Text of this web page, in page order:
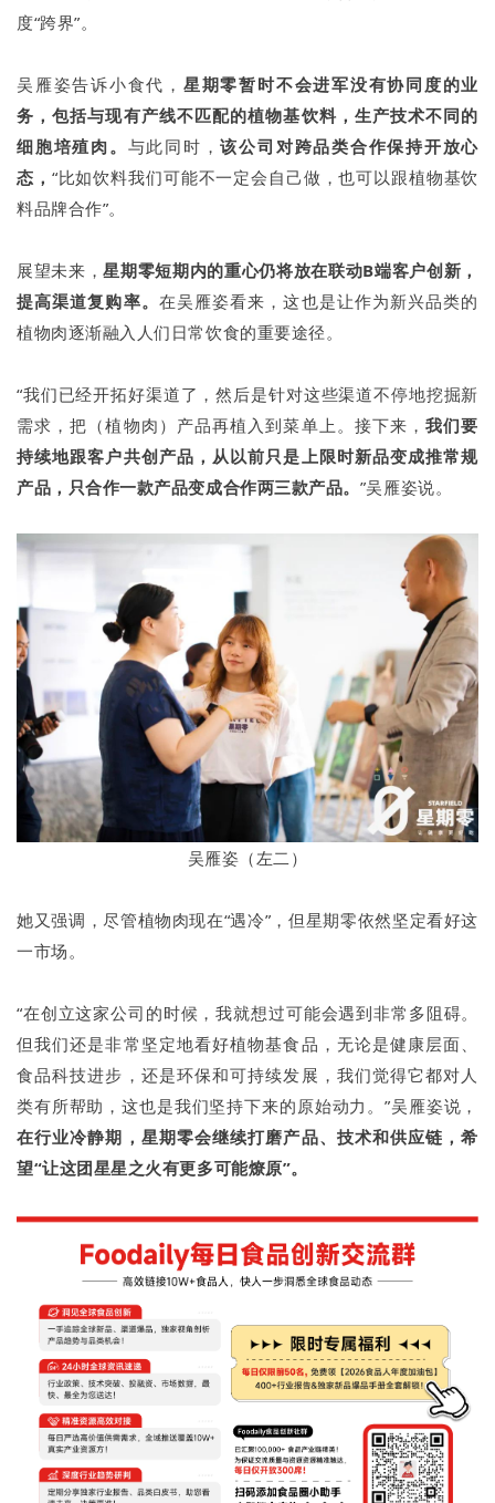
度“跨界”。
吴雁姿告诉小食代， 星期零暂时不会进军没有协同度的业
务，包括与现有产线不匹配的植物基饮料，生产技术不同的
细胞培殖肉。 与此同时，该公司对跨品类合作保持开放心
态， “比如饮料我们可能不一定会自己做，也可以跟植物基饮
料品牌合作”。
展望未来，星期零短期内的重心仍将放在联动B端客户创新，
提高渠道复购率。 在吴雁姿看来，这也是让作为新兴品类的
植物肉逐渐融入人们日常饮食的重要途径。
“我们已经开拓好渠道了，然后是针对这些渠道不停地挖掘新
需求，把（植物肉）产品再植入到菜单上。接下来，我们要
持续地跟客户共创产品，从以前只是上限时新品变成推常规
产品，只合作一款产品变成合作两三款产品。 ”吴雁姿说。
吴雁姿（左二）
她又强调，尽管植物肉现在“遇冷”，但星期零依然坚定看好这
一市场。
“在创立这家公司的时候，我就想过可能会遇到非常多阻碍。
但我们还是非常坚定地看好植物基食品，无论是健康层面、
食品科技进步，还是环保和可持续发展，我们觉得它都对人
类有所帮助，这也是我们坚持下来的原始动力。”吴雁姿说，
在行业冷静期，星期零会继续打磨产品、技术和供应链，希
望“让这团星星之火有更多可能燎原”。